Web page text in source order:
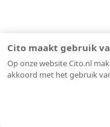
Cito maakt gebruik
Op onze website Cito.nl
akkoord met het gebruik